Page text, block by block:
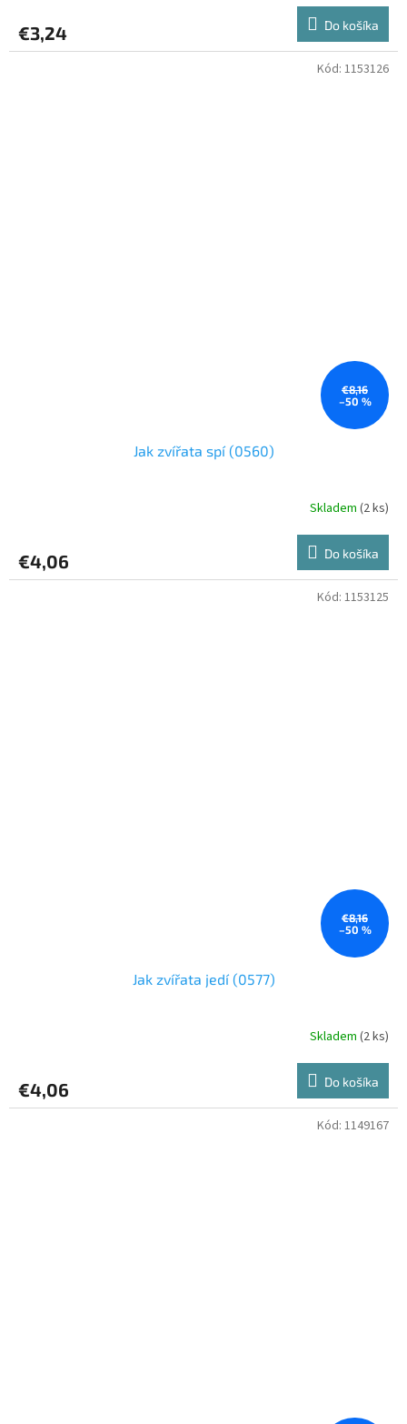
€3,24 Do košíka
€8,16
–50 %
Jak zvířata spí (0560)
Skladem (2 ks)
€4,06 Do košíka
Kód: 1153126
€8,16
–50 %
Jak zvířata jedí (0577)
Skladem (2 ks)
€4,06 Do košíka
Kód: 1153125
Kód: 1149167